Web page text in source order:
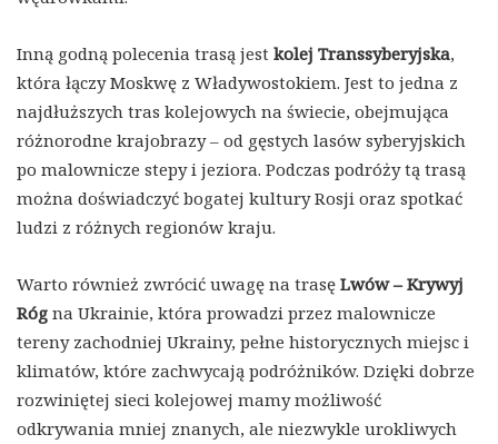
Inną godną polecenia trasą jest kolej Transsyberyjska,
która łączy Moskwę z Władywostokiem. Jest to jedna z
najdłuższych tras kolejowych na świecie, obejmująca
różnorodne krajobrazy – od gęstych lasów syberyjskich
po malownicze stepy i jeziora. Podczas podróży tą trasą
można doświadczyć bogatej kultury Rosji oraz spotkać
ludzi z różnych regionów kraju.
Warto również zwrócić uwagę na trasę Lwów – Krywyj
Róg na Ukrainie, która prowadzi przez malownicze
tereny zachodniej Ukrainy, pełne historycznych miejsc i
klimatów, które zachwycają podróżników. Dzięki dobrze
rozwiniętej sieci kolejowej mamy możliwość
odkrywania mniej znanych, ale niezwykle urokliwych